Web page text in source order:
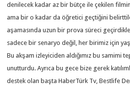
denilecek kadar az bir bütçe ile çekilen
ama bir o kadar da öğretici geçtiğini
aşamasında uzun bir prova süreci
sadece bir senaryo değil, her birimiz için
Bu akşam izleyiciden aldığımız bu samimi
unutturdu. Ayrıca bu gece bize gerek
destek olan başta HaberTürk Tv, Bestlife